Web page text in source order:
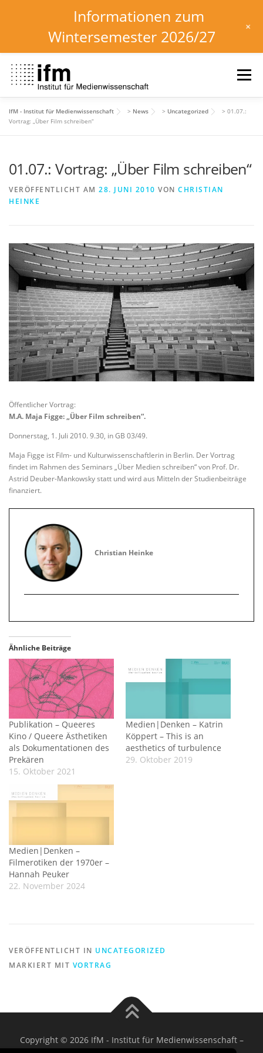
Inhalt
springen
Menü
HOME NEWS
INSTITUT FORSCHUNG DOWNLOADS
IfM - Institut für Medienwissenschaft > News > Uncategorized > 01.07.:
Vortrag: „Über Film schreiben“
01.07.: Vortrag: „Über Film schreiben“
VERÖFFENTLICHT AM 28. JUNI 2010 VON CHRISTIAN
HEINKE
Öffentlicher Vortrag:
M.A. Maja Figge: „Über Film schreiben“.
Donnerstag, 1. Juli 2010. 9.30, in GB 03/49.
Maja Figge ist Film- und Kulturwissenschaftlerin in Berlin. Der Vortrag
findet im Rahmen des Seminars „Über Medien schreiben“ von Prof. Dr.
Astrid Deuber-Mankowsky statt und wird aus Mitteln der Studienbeiträge
finanziert.
Christian Heinke
Ähnliche Beiträge
Publikation – Queeres
Kino / Queere Ästhetiken
als Dokumentationen des
Prekären
15. Oktober 2021
Medien|Denken – Katrin
Köppert – This is an
aesthetics of turbulence
29. Oktober 2019
Medien|Denken –
Filmerotiken der 1970er –
Hannah Peuker
22. November 2024
VERÖFFENTLICHT IN UNCATEGORIZED
MARKIERT MIT VORTRAG
Copyright © 2026 IfM - Institut für Medienwissenschaft –
Informationen zum
Wintersemester 2026/27
+